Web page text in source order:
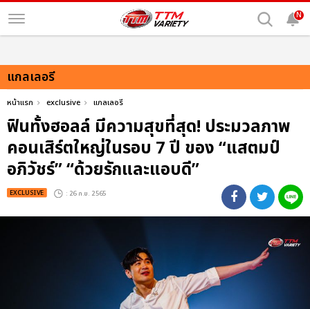
N
แกลเลอรี
หน้าแรก exclusive แกลเลอรี
ฟินทั้งฮอลล์ มีความสุขที่สุด! ประมวลภาพ
คอนเสิร์ตใหญ่ในรอบ 7 ปี ของ “แสตมป์
อภิวัชร์” “ด้วยรักและแอบดี”
EXCLUSIVE : 26 ก.ย. 2565